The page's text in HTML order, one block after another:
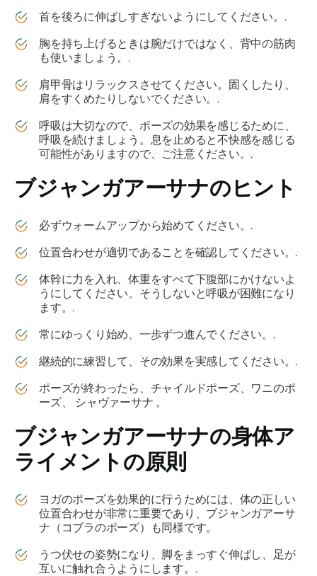
首を後ろに伸ばしすぎないようにしてください。.
胸を持ち上げるときは腕だけではなく、背中の筋肉
も使いましょう。.
肩甲骨はリラックスさせてください。固くしたり、
肩をすくめたりしないでください。.
呼吸は大切なので、ポーズの効果を感じるために、
呼吸を続けましょう。息を止めると不快感を感じる
可能性がありますので、ご注意ください。.
ブジャンガアーサナのヒント
必ずウォームアップから始めてください。.
位置合わせが適切であることを確認してください。.
体幹に力を入れ、体重をすべて下腹部にかけないよ
うにしてください。そうしないと呼吸が困難になり
ます。.
常にゆっくり始め、一歩ずつ進んでください。.
継続的に練習して、その効果を実感してください。.
ポーズが終わったら、チャイルドポーズ、ワニのポ
ーズ、
シャヴァーサナ 。
ブジャンガアーサナの身体ア
ライメントの原則
ヨガのポーズを効果的に行うためには、体の正しい
位置合わせが非常に重要であり、 ブジャンガアーサ
ナ （コブラのポーズ）も同様です。
うつ伏せの姿勢になり、脚をまっすぐ伸ばし、足が
互いに触れ合うようにします。.